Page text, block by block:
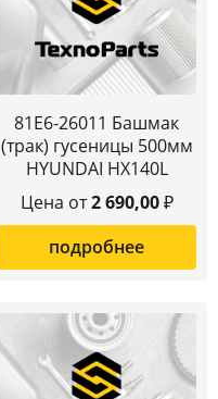
81E6-26011 Башмак
(трак) гусеницы 500мм
HYUNDAI HX140L
Цена от2 690,00₽
подробнее